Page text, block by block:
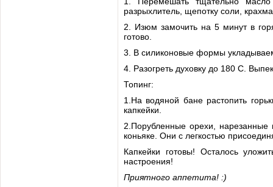
разрыхлитель, щепотку соли,
2. Изюм замочить на 5 минут в
готово.
3. В силиконовые формы
4. Разогреть духовку до 180 С.
Топинг:
1.На водяной бане растопить
капкейки.
2.Порубленные орехи,
коньяке. Они с легкостью
Капкейки готовы! Осталось
настроения!
Приятного аппетита! :)